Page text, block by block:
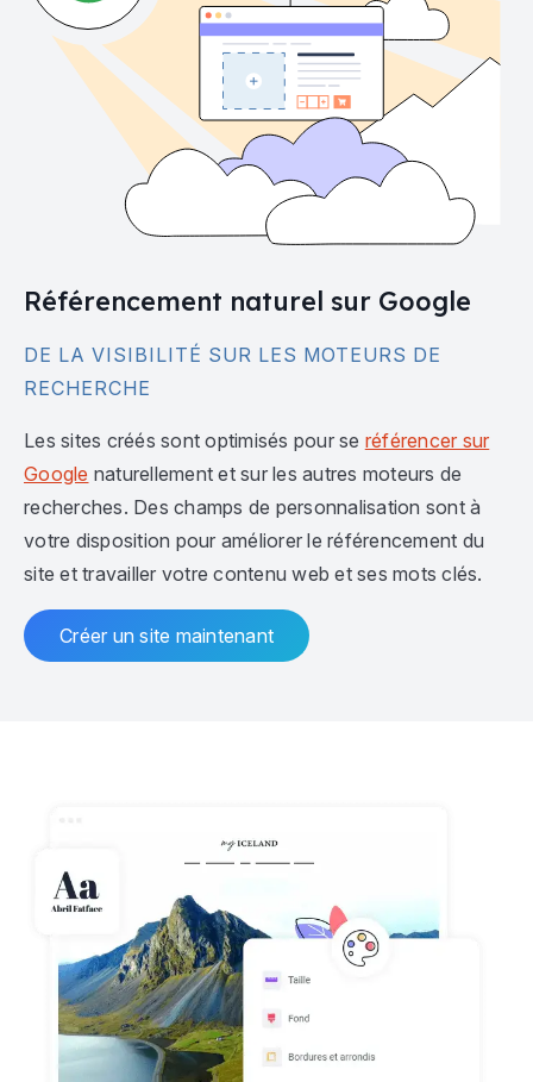
Référencement naturel sur Google
DE LA VISIBILITÉ SUR LES MOTEURS DE
RECHERCHE
Les sites créés sont optimisés pour se référencer sur
Google naturellement et sur les autres moteurs de
recherches. Des champs de personnalisation sont à
votre disposition pour améliorer le référencement du
site et travailler votre contenu web et ses mots clés.
Créer un site maintenant